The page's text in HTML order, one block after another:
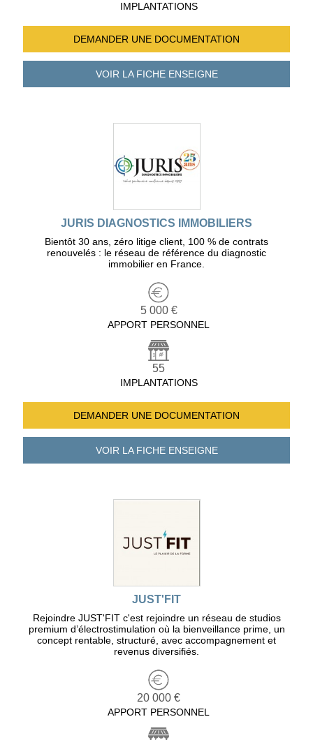
IMPLANTATIONS
DEMANDER UNE DOCUMENTATION
VOIR LA FICHEENSEIGNE
JURIS DIAGNOSTICS IMMOBILIERS
Bientôt 30 ans, zéro litige client, 100 % de contrats
renouvelés : le réseau de référence du diagnostic
immobilier en France.
5 000 €
APPORT PERSONNEL
55
IMPLANTATIONS
DEMANDER UNE DOCUMENTATION
VOIR LA FICHEENSEIGNE
JUST'FIT
Rejoindre JUST'FIT c'est rejoindre un réseau de studios
premium d’électrostimulation où la bienveillance prime, un
concept rentable, structuré, avec accompagnement et
revenus diversifiés.
20 000 €
APPORT PERSONNEL